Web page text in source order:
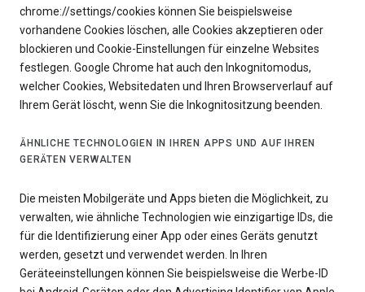
chrome://settings/cookies können Sie beispielsweise
vorhandene Cookies löschen, alle Cookies akzeptieren oder
blockieren und Cookie-Einstellungen für einzelne Websites
festlegen. Google Chrome hat auch den Inkognitomodus,
welcher Cookies, Websitedaten und Ihren Browserverlauf auf
Ihrem Gerät löscht, wenn Sie die Inkognitositzung beenden.
ÄHNLICHE TECHNOLOGIEN IN IHREN APPS UND AUF IHREN
GERÄTEN VERWALTEN
Die meisten Mobilgeräte und Apps bieten die Möglichkeit, zu
verwalten, wie ähnliche Technologien wie einzigartige IDs, die
für die Identifizierung einer App oder eines Geräts genutzt
werden, gesetzt und verwendet werden. In Ihren
Geräteeinstellungen können Sie beispielsweise die Werbe-ID